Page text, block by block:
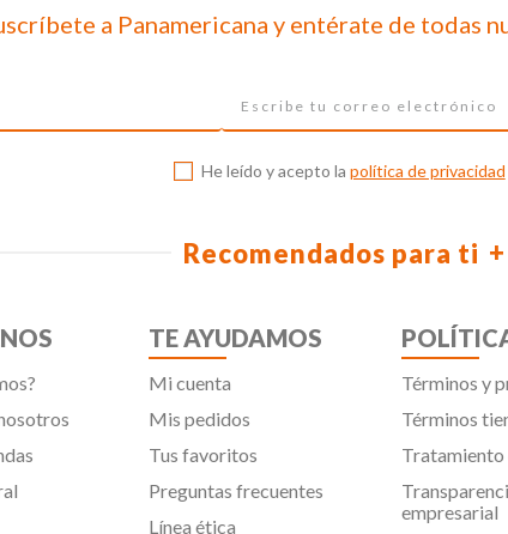
a Panamericana y entérate de todas
He leído y acepto la política de privacidad
Recomendados para ti
TE AYUDAMOS
Mi cuenta
Mis pedidos
Tus favoritos
Preguntas frecuentes
Línea ética
Términos y
Términos
Tratamiento
empresarial